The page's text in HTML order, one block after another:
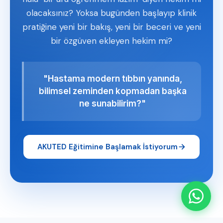
olacaksınız? Yoksa bugünden başlayıp klinik
pratiğine yeni bir bakış, yeni bir beceri ve yeni
bir özgüven ekleyen hekim mi?
"Hastama modern tıbbın yanında,
bilimsel zeminden kopmadan başka
ne sunabilirim?"
AKUTED Eğitimine Başlamak İstiyorum